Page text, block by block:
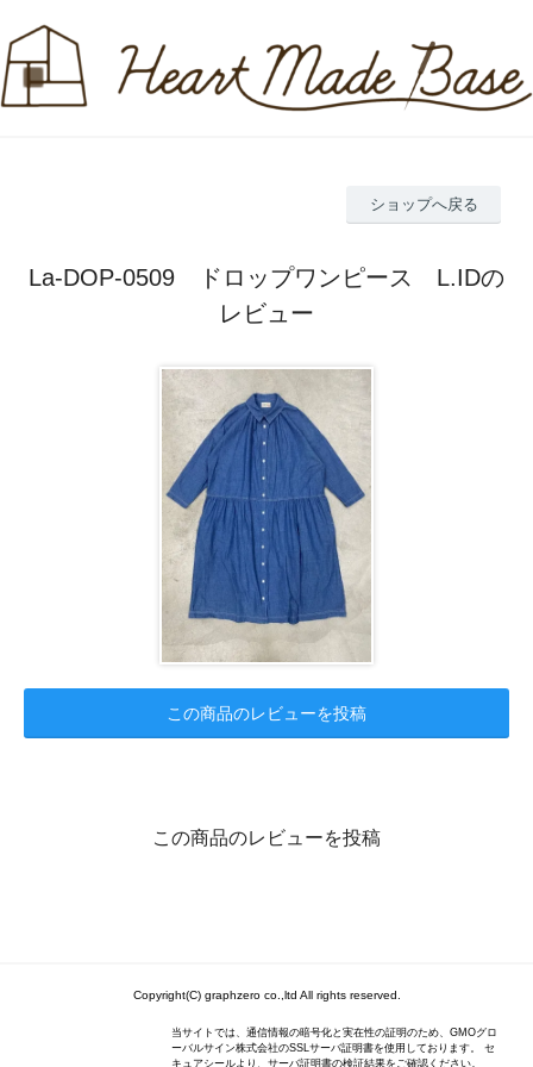
ショップへ戻る
La-DOP-0509 ドロップワンピース L.IDの
レビュー
この商品のレビューを投稿
この商品のレビューを投稿
Copyright(C) graphzero co.,ltd All rights reserved.
当サイトでは、通信情報の暗号化と実在性の証明のため、GMOグロ
ーバルサイン株式会社のSSLサーバ証明書を使用しております。 セ
キュアシールより、サーバ証明書の検証結果をご確認ください。